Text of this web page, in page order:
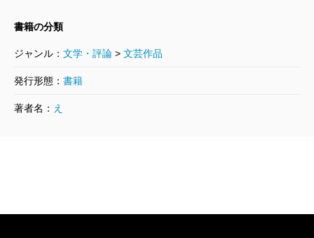
会場で出会った、子役とステージママの「入れ替わ
り」の謎を解く物語だ。その謎の背景には、新型コロ
ナウイルスの感染が拡大し、エンターテインメント業
書籍の分類
ジャンル： 文学・評論 > 文芸作品
発行形態： 書籍
著者名： え